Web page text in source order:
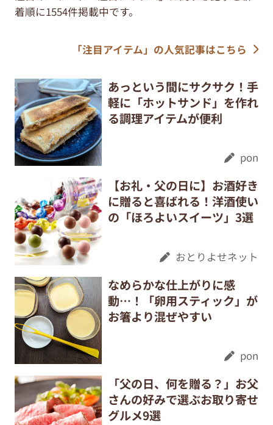
着順に1554件掲載中です。
「注目アイテム」の人気記事はこちら
あっという間にサクサク！手
軽に「ホットサンド」を作れ
る調理アイテムが便利
pon
【お礼・父の日に】お酒好き
に贈ると喜ばれる！洋酒使い
の「ほろよいスイーツ」3選
おとりよせネット
なめらかな仕上がりに感
動…！「卵用スティック」が
お箸より混ぜやすい
pon
「父の日、何を贈る？」お父
さんの好みで選ぶお取り寄せ
グルメ9選